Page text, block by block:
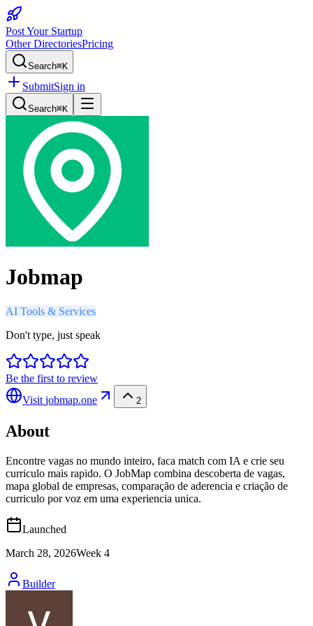
Post Your Startup
Other DirectoriesPricing
Search⌘K
SubmitSign in
Search⌘K
Jobmap
AI Tools & Services
Don't type, just speak
Be the first to review
Visit jobmap.one 2
About
Encontre vagas no mundo inteiro, faca match com IA e crie seu
curriculo mais rapido. O JobMap combina descoberta de vagas,
mapa global de empresas, comparação de aderencia e criação de
curriculo por voz em uma experiencia unica.
Launched
March 28, 2026Week 4
Builder